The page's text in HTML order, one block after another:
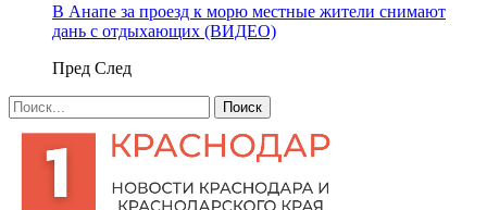
В Анапе за проезд к морю местные жители снимают
дань с отдыхающих (ВИДЕО)
Пред След